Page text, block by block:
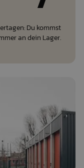
Du kommst
an dein Lager.